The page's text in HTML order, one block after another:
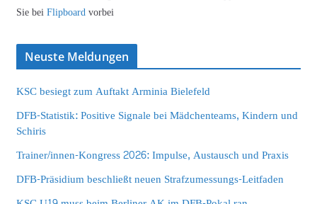
Sie beiFlipboardvorbei
Neuste Meldungen
KSC besiegt zum Auftakt Arminia Bielefeld
DFB-Statistik: Positive Signale bei Mädchenteams, Kindern und
Schiris
Trainer/innen-Kongress 2026: Impulse, Austausch und Praxis
DFB-Präsidium beschließt neuen Strafzumessungs-Leitfaden